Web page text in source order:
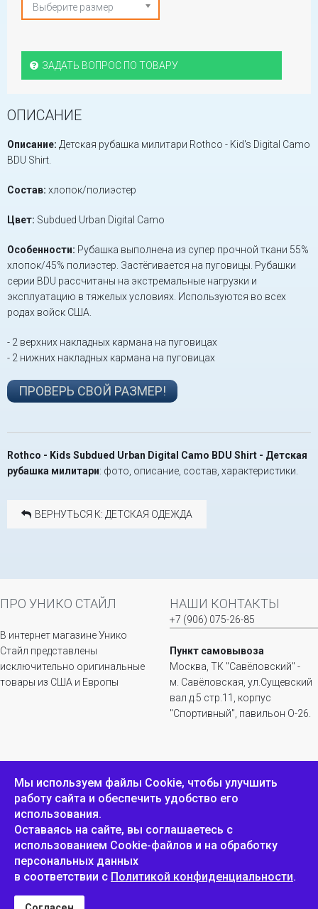
Выберите размер
ЗАДАТЬ ВОПРОС ПО ТОВАРУ
ОПИСАНИЕ
Описание: Детская рубашка милитари Rothco - Kid's Digital Camo
BDU Shirt.
Состав: хлопок/полиэстер
Цвет: Subdued Urban Digital Camo
Особенности: Рубашка выполнена из супер прочной ткани 55%
хлопок/45% полиэстер. Застёгивается на пуговицы. Рубашки
серии BDU рассчитаны на экстремальные нагрузки и
эксплуатацию в тяжелых условиях. Используются во всех
родах войск США.
- 2 верхних накладных кармана на пуговицах
- 2 нижних накладных кармана на пуговицах
ПРОВЕРЬ СВОЙ РАЗМЕР!
Rothco - Kids Subdued Urban Digital Camo BDU Shirt - Детская
рубашка милитари: фото, описание, состав, характеристики.
ВЕРНУТЬСЯ К: ДЕТСКАЯ ОДЕЖДА
ПРО УНИКО СТАЙЛ
В интернет магазине Унико
Стайл представлены
исключительно оригинальные
товары из США и Европы
НАШИ КОНТАКТЫ
+7 (906) 075-26-85
Пункт самовывоза
Москва, ТК "Савёловский" -
м. Савёловская, ул.Сущевский
вал д.5 стр.11, корпус
"Спортивный", павильон О-26.
ИНФОРМАЦИЯ
Положение о
конфиденциальности и
защите персональных
данных
ОБРАТНАЯ СВЯЗЬ
Пожаловаться
Мы используем файлы Сookie, чтобы улучшить
работу сайта и обеспечить удобство его
использования.
Оставаясь на сайте, вы соглашаетесь с
использованием Cookie-файлов и на обработку
персональных данных
в соответствии с Политикой конфиденциальности.